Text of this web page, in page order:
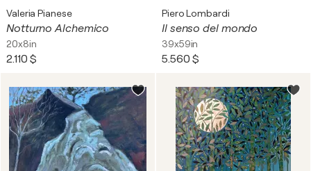
Valeria Pianese
Notturno Alchemico
20x8in
2.110 $
Piero Lombardi
Il senso del mondo
39x59in
5.560 $